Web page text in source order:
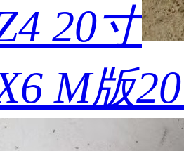
20寸
M版